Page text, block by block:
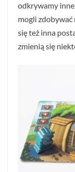
odkrywamy
mogli zdobywać
się też inna
zmienią się